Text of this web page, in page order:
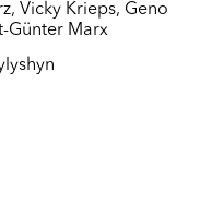
, Vicky Krieps, Geno
Günter Marx